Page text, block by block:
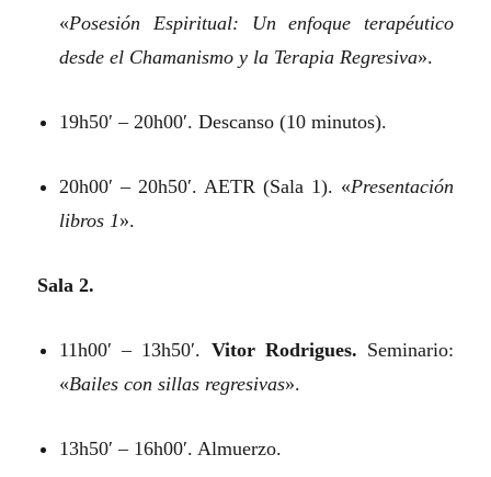
«Posesión Espiritual: Un enfoque terapéutico
desde el Chamanismo y la Terapia Regresiva».
19h50′ – 20h00′. Descanso (10 minutos).
20h00′ – 20h50′. AETR (Sala 1). «Presentación
libros 1».
Sala 2.
11h00′ – 13h50′. Vitor Rodrigues. Seminario:
«Bailes con sillas regresivas».
13h50′ – 16h00′. Almuerzo.